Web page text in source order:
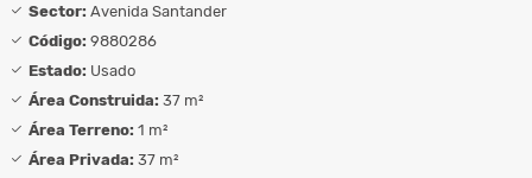
Sector: Avenida Santander
Código: 9880286
Estado: Usado
Área Construida: 37 m²
Área Terreno: 1 m²
Área Privada: 37 m²